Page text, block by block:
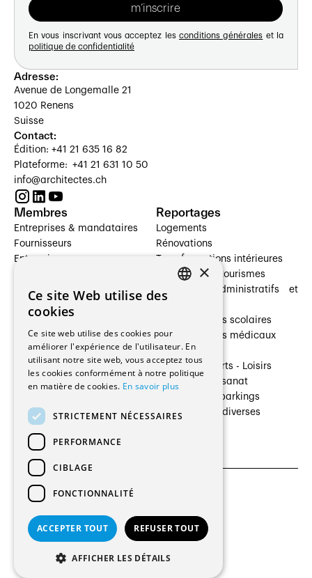
En vous inscrivant vous acceptez les conditions générales et la
politique de confidentialité
Adresse:
Avenue de Longemalle 21
1020 Renens
Suisse
Contact:
Édition: +41 21 635 16 82
Plateforme: +41 21 631 10 50
info@architectes.ch
Membres
Entreprises & mandataires
Fournisseurs
Entreprises
Architectes paysagistes
Architectes d'intérieur
Entreprises générales
Ingénieurs et mandataires
Fabricants / Fournisseurs
Régies immobilières
Gestion PPE
Reportages
Logements
Rénovations
Transformations intérieures
Hôtelleries et tourismes
Bâtiments administratifs et
Établissements scolaires
Établissements médicaux
Villas
Cultures - Sports - Loisirs
Industrie - Artisanat
Transports et parkings
Constructions diverses
© 2026 Tous droits réservés
CGU et Politique de confidentialités
×
Ce site Web utilise des
cookies
Ce site web utilise des cookies pour
améliorer l'expérience de l'utilisateur. En
utilisant notre site web, vous acceptez tous
les cookies conformément à notre politique
en matière de cookies. En savoir plus
STRICTEMENT NÉCESSAIRES
PERFORMANCE
CIBLAGE
FONCTIONNALITÉ
ACCEPTER TOUT REFUSER TOUT
AFFICHER LES DÉTAILS